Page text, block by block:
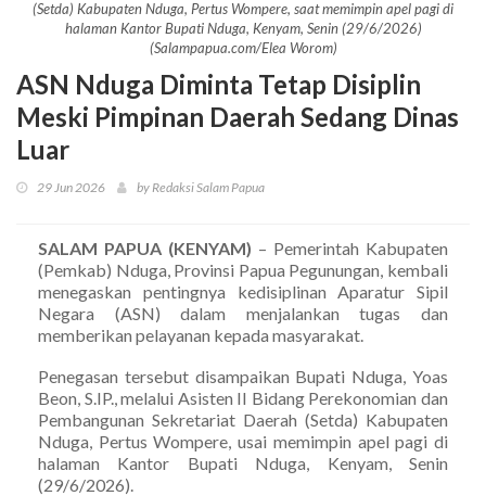
(Setda) Kabupaten Nduga, Pertus Wompere, saat memimpin apel pagi di
halaman Kantor Bupati Nduga, Kenyam, Senin (29/6/2026)
(Salampapua.com/Elea Worom)
ASN Nduga Diminta Tetap Disiplin
Meski Pimpinan Daerah Sedang Dinas
Luar
29 Jun 2026 by Redaksi Salam Papua
SALAM PAPUA (KENYAM) – Pemerintah Kabupaten
(Pemkab) Nduga, Provinsi Papua Pegunungan, kembali
menegaskan pentingnya kedisiplinan Aparatur Sipil
Negara (ASN) dalam menjalankan tugas dan
memberikan pelayanan kepada masyarakat.
Penegasan tersebut disampaikan Bupati Nduga, Yoas
Beon, S.IP., melalui Asisten II Bidang Perekonomian dan
Pembangunan Sekretariat Daerah (Setda) Kabupaten
Nduga, Pertus Wompere, usai memimpin apel pagi di
halaman Kantor Bupati Nduga, Kenyam, Senin
(29/6/2026).